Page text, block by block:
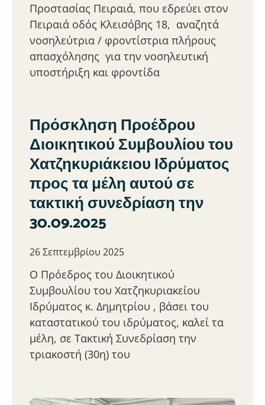
Προστασίας Πειραιά, που εδρεύει στον
Πειραιά οδός Κλεισόβης 18, αναζητά
νοσηλεύτρια / φροντίστρια πλήρους
απασχόλησης για την νοσηλευτική
υποστήριξη και φροντίδα
Πρόσκληση Προέδρου
Διοικητικού Συμβουλίου του
Χατζηκυριάκειου Ιδρύματος
προς τα μέλη αυτού σε
τακτική συνεδρίαση την
30.09.2025
26 Σεπτεμβρίου 2025
Ο Πρόεδρος του Διοικητικού
Συμβουλίου του Χατζηκυριακείου
Ιδρύματος κ. Δημητρίου , βάσει του
καταστατικού του ιδρύματος, καλεί τα
μέλη, σε Τακτική Συνεδρίαση την
τριακοστή (30η) του